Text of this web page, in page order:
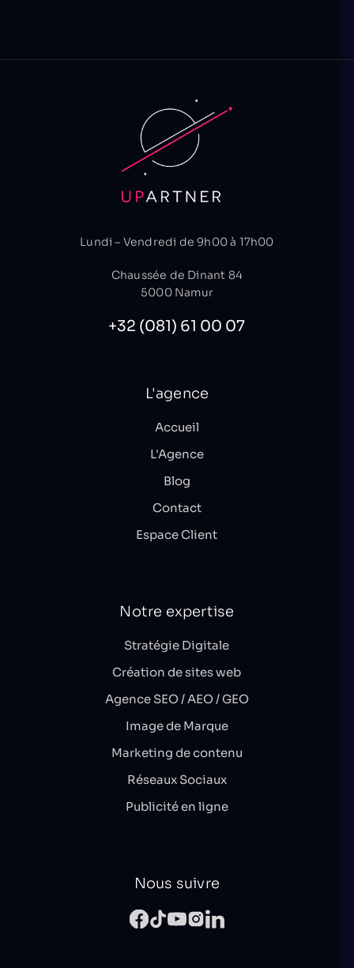
Lundi – Vendredi de 9h00 à 17h00
Chaussée de Dinant 84
5000 Namur
+32 (081) 61 00 07
L'agence
Accueil
L'Agence
Blog
Contact
Espace Client
Notre expertise
Stratégie Digitale
Création de sites web
Agence SEO / AEO / GEO
Image de Marque
Marketing de contenu
Réseaux Sociaux
Publicité en ligne
Nous suivre